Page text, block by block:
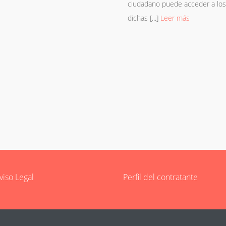
ciudadano puede acceder a
dichas [...] Leer más
Legal Perfil del contratante